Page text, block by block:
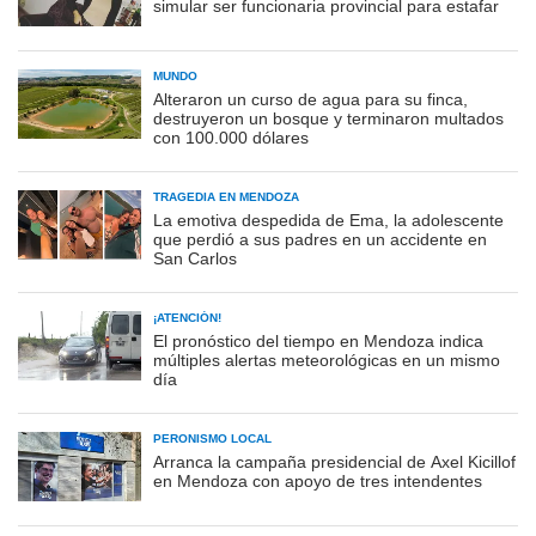
simular ser funcionaria provincial para estafar
MUNDO
Alteraron un curso de agua para su finca,
destruyeron un bosque y terminaron multados
con 100.000 dólares
TRAGEDIA EN MENDOZA
La emotiva despedida de Ema, la adolescente
que perdió a sus padres en un accidente en
San Carlos
¡ATENCIÓN!
El pronóstico del tiempo en Mendoza indica
múltiples alertas meteorológicas en un mismo
día
PERONISMO LOCAL
Arranca la campaña presidencial de Axel Kicillof
en Mendoza con apoyo de tres intendentes